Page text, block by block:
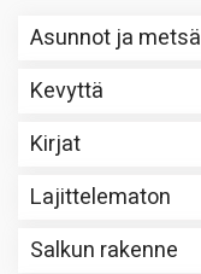
Asunnot ja metsä
Kevyttä
Kirjat
Lajittelematon
Salkun rakenne